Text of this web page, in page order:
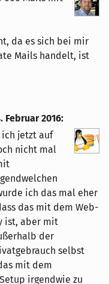
da es sich bei mir
Mails handelt, ist
Februar 2016:
ich jetzt auf
nicht mal
ich das mal eher
das mit dem Web-
ist, aber mit
der
selbst
mit dem
irgendwie zu